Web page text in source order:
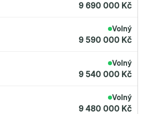
9 690 000 Kč
Volný
9 590 000 Kč
Volný
9 540 000 Kč
Volný
9 480 000 Kč